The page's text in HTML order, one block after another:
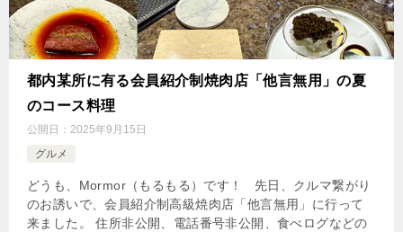
都内某所に有る会員紹介制焼肉店「他言無用」の夏
のコース料理
公開日： 2025年9月15日
グルメ
どうも、Mormor（もるもる）です！ 先日、クルマ繋がり
のお誘いで、会員紹介制高級焼肉店「他言無用」に行って
来ました。 住所非公開、電話番号非公開、食べログなどの